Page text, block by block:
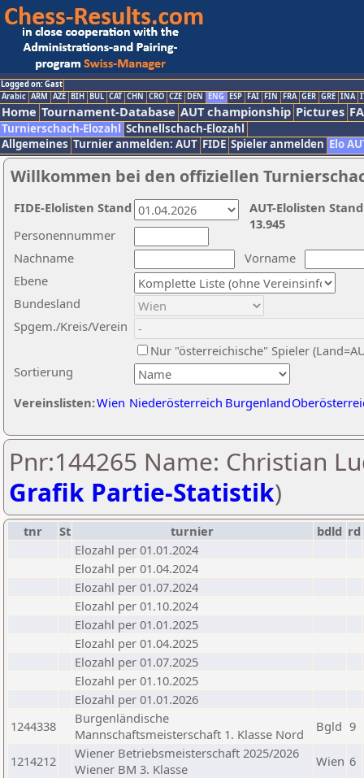
Logged on: Gast
Arabic ARM AZE BIH BUL CAT CHN CRO CZE DEN ENG ESP FAI FIN FRA GER GRE INA
Home Tournament-Database AUT championship Pictures
Turnierschach-Elozahl Schnellschach-Elozahl
Allgemeines Turnier anmelden: AUT FIDE Spieler anmelden Elo
Willkommen bei den offiziellen
Nachname
Vorname
Ebene
Sortierung
Personennummer
Bundesland
Spgem./Kreis/Verein
Nur "österreichische" Spieler
Vereinslisten:Wien Niederösterreich Burgenland
AUT-Elolisten
13.945
FIDE-Elolisten Stand
Pnr:144265 Name: Christian
Grafik Partie-Statistik)
tnr St turnier bdld rd
Elozahl per 01.01.2024
Elozahl per 01.04.2024
Elozahl per 01.07.2024
Elozahl per 01.10.2024
Elozahl per 01.01.2025
Elozahl per 01.04.2025
Elozahl per 01.07.2025
Elozahl per 01.10.2025
Elozahl per 01.01.2026
1244338
Burgenländische
Mannschaftsmeisterschaft 1. Klasse Nord
Bgld 9
1214212
Wiener Betriebsmeisterschaft 2025/2026
Wiener BM 3. Klasse
Wien 6